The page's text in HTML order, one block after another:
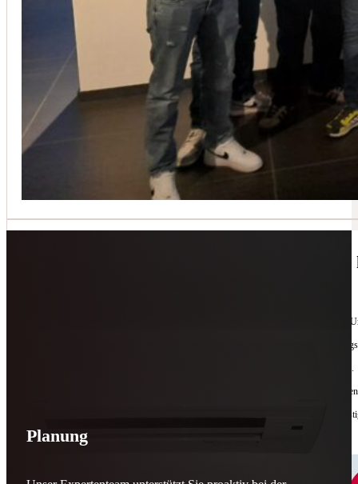
🔧 Geräte-Retter-Prämie – Weil
Manchmal braucht es nur eine zweite Chance. Für Geräte. Für Ressourcen. Für unsere
reparieren wir, was andere
Jede gerettete Maschine zählt. Jeder reparierte Motor wirkt. Jede Entscheidung macht
Reparieren statt wegwerfen. Verantwortung statt Verschwendung. Zukunft statt
Schicker. Wir bringen’s wieder zum Laufen.
Jetzt kontaktieren
Planung